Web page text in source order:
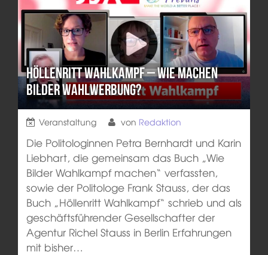
Höllenritt Wahlkampf – Wie machen
Bilder Wahlwerbung?
Veranstaltung von Redaktion
Die Politologinnen Petra Bernhardt und Karin
Liebhart, die gemeinsam das Buch „Wie
Bilder Wahlkampf machen“ verfassten,
sowie der Politologe Frank Stauss, der das
Buch „Höllenritt Wahlkampf“ schrieb und als
geschäftsführender Gesellschafter der
Agentur Richel Stauss in Berlin Erfahrungen
mit bisher…